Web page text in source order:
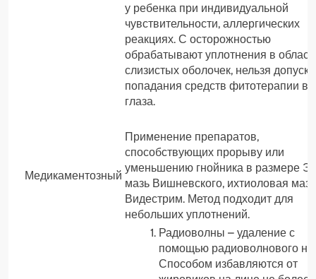
у ребенка при индивидуальной
чувствительности, аллергических
реакциях. С осторожностью
обрабатывают уплотнения в
слизистых оболочек, нельзя
попадания средств фитотерапии в
глаза.
Медикаментозный
Применение препаратов,
способствующих прорыву или
уменьшению гнойника в размере
мазь Вишневского, ихтиоловая
Видестрим. Метод подходит для
небольших уплотнений.
Радиоволны – удаление с
помощью радиоволнового
Способом избавляются от